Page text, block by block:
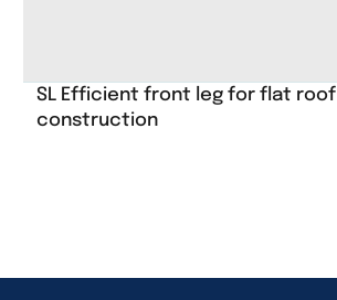
SL Efficient front leg for flat roof
construction